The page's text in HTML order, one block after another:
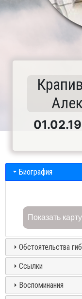
Биография
Показать карту
Обстоятельства
Ссылки
Воспоминания